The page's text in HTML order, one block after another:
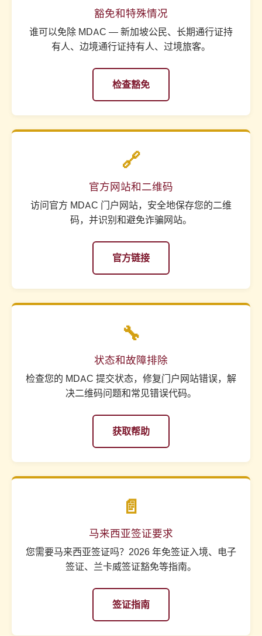
豁免和特殊情况
谁可以免除 MDAC — 新加坡公民、长期通行证持
有人、边境通行证持有人、过境旅客。
检查豁免
🔗
官方网站和二维码
访问官方 MDAC 门户网站，安全地保存您的二维
码，并识别和避免诈骗网站。
官方链接
🔧
状态和故障排除
检查您的 MDAC 提交状态，修复门户网站错误，解
决二维码问题和常见错误代码。
获取帮助
📄
马来西亚签证要求
您需要马来西亚签证吗？2026 年免签证入境、电子
签证、兰卡威签证豁免等指南。
签证指南